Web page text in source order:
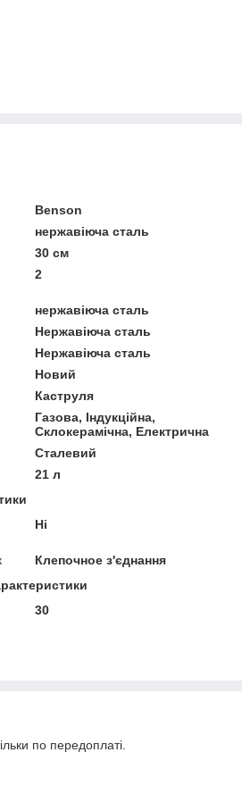
Benson
нержавіюча сталь
30 см
2
нержавіюча сталь
Нержавіюча сталь
Нержавіюча сталь
Новий
Каструля
Газова, Індукційна,
Склокерамічна, Електрична
Сталевий
21 л
Ні
Клепочное з'єднання
30
по передоплаті.